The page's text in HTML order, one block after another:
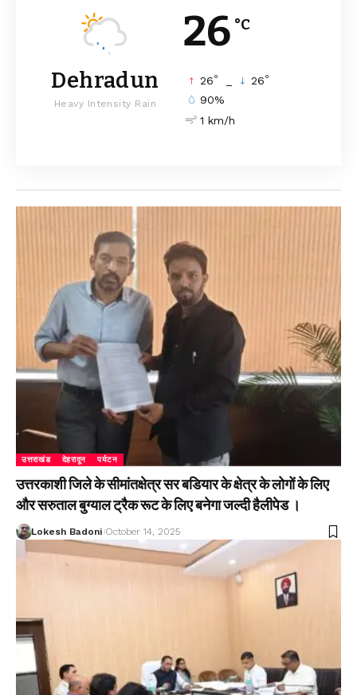
26 °C
Dehradun
Heavy Intensity Rain
26° 26°
90%
1 km/h
उत्तराखंड देहरादून पर्यटन
उत्तरकाशी जिले के सीमांतक्षेत्र सर बडियार के क्षेत्र के लोगों के लिए
और सरुताल बुग्याल ट्रैक रूट के लिए बनेगा जल्दी हैलीपेड ।
Lokesh Badoni October 14, 2025